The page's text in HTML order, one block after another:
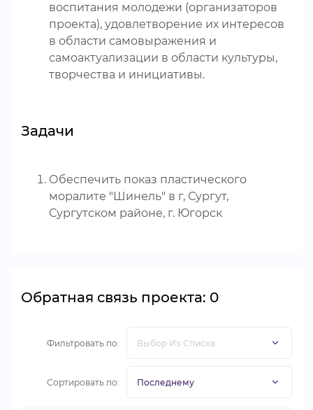
воспитания молодежи (организаторов
проекта), удовлетворение их интересов
в области самовыражения и
самоактуализации в области культуры,
творчества и инициативы.
Задачи
Обеспечить показ пластического
моралите "Шинель" в г, Сургут,
Сургутском районе, г. Югорск
Обратная связь проекта: 0
Фильтровать по:
Сортировать по: